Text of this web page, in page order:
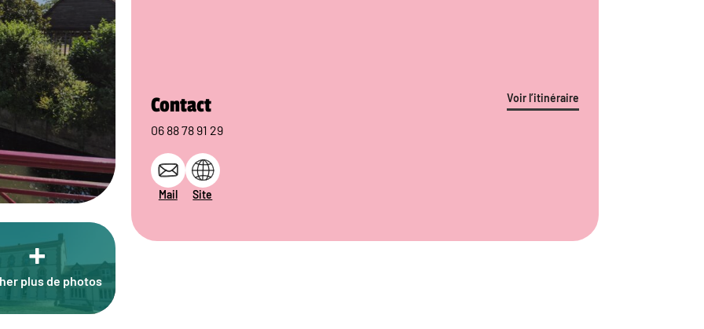
+
plus de photos
Voir l’itinéraire
Contact
06 88 78 91 29
Mail Site